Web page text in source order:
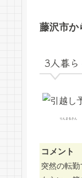
藤沢市か
3人暮
りんまるさん
コメント
突然の転